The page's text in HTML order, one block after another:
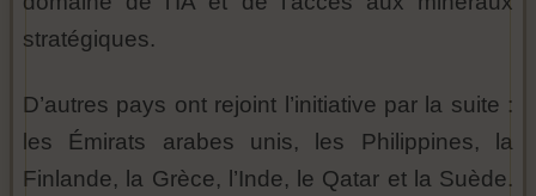
stratégiques.
D’autres pays ont rejoint l’initiative par la suite :
les Émirats arabes unis, les Philippines, la
Finlande, la Grèce, l’Inde, le Qatar et la Suède.